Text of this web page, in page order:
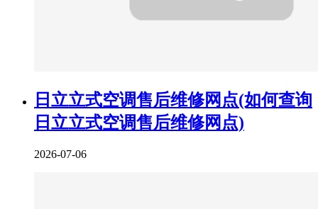
日立立式空调售后维修网点(如何查询
日立立式空调售后维修网点)
2026-07-06